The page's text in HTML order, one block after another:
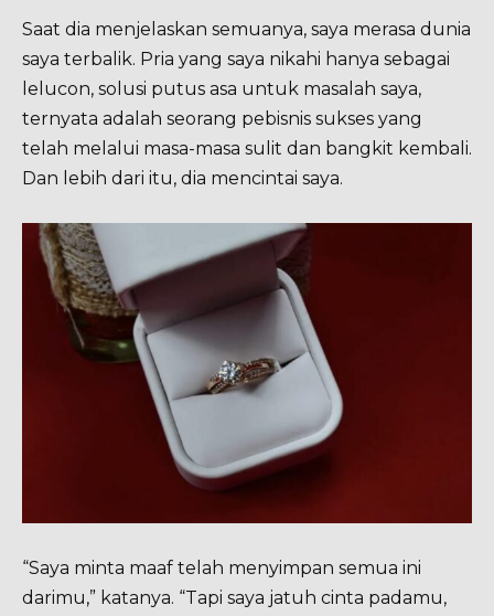
Saat dia menjelaskan semuanya, saya merasa dunia
saya terbalik. Pria yang saya nikahi hanya sebagai
lelucon, solusi putus asa untuk masalah saya,
ternyata adalah seorang pebisnis sukses yang
telah melalui masa-masa sulit dan bangkit kembali.
Dan lebih dari itu, dia mencintai saya.
“Saya minta maaf telah menyimpan semua ini
darimu,” katanya. “Tapi saya jatuh cinta padamu,